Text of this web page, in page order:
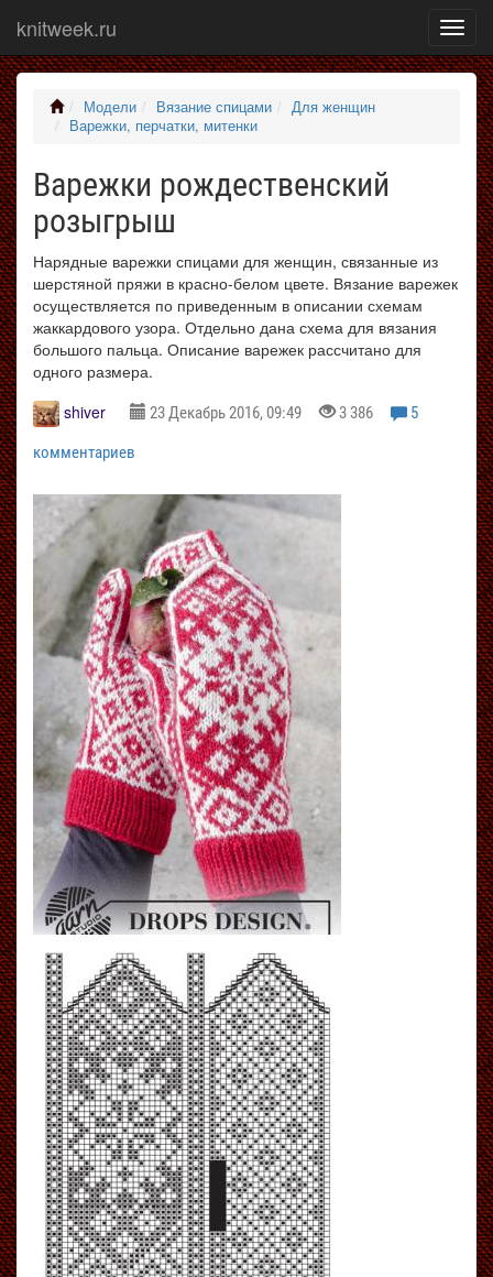
меню
knitweek.ru
Модели Вязание спицами
Для женщин
Варежки, перчатки, митенки
Варежки рождественский
розыгрыш
Нарядные варежки спицами для женщин, связанные из
шерстяной пряжи в красно-белом цвете. Вязание варежек
осуществляется по приведенным в описании схемам
жаккардового узора. Отдельно дана схема для вязания
большого пальца. Описание варежек рассчитано для
одного размера.
shiver
23 Декабрь 2016, 09:49 3 386
5
комментариев